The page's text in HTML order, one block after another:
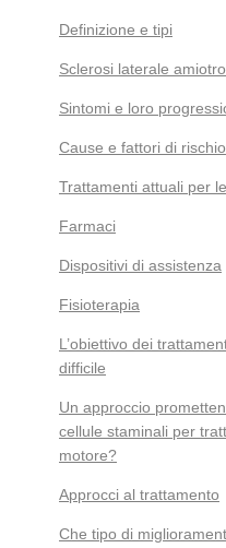
Definizione e tipi
Sclerosi laterale
Sintomi e loro
Cause e fattori di rischio
Trattamenti attuali per
Farmaci
Dispositivi di assistenza
Fisioterapia
L’obiettivo dei
difficile
Un approccio
cellule staminali per
motore?
Approcci al trattamento
Che tipo di